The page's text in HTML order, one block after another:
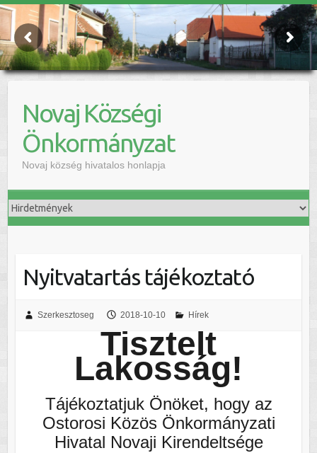
Novaj Községi
Önkormányzat
Novaj község hivatalos honlapja
Nyitvatartás tájékoztató
Szerkesztoseg 2018-10-10 Hírek
Tisztelt
Lakosság!
Tájékoztatjuk Önöket, hogy az
Ostorosi Közös Önkormányzati
Hivatal Novaji Kirendeltsége